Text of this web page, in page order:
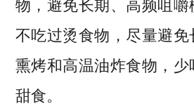
物，避免长期、高频咀嚼
不吃过烫食物，尽量避免
熏烤和高温油炸食物，少
甜食。